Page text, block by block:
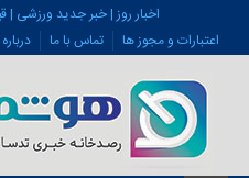
اخبار روز | خبر جدید ورزشی |
اعتبارات و مجوز ها
تماس با ما